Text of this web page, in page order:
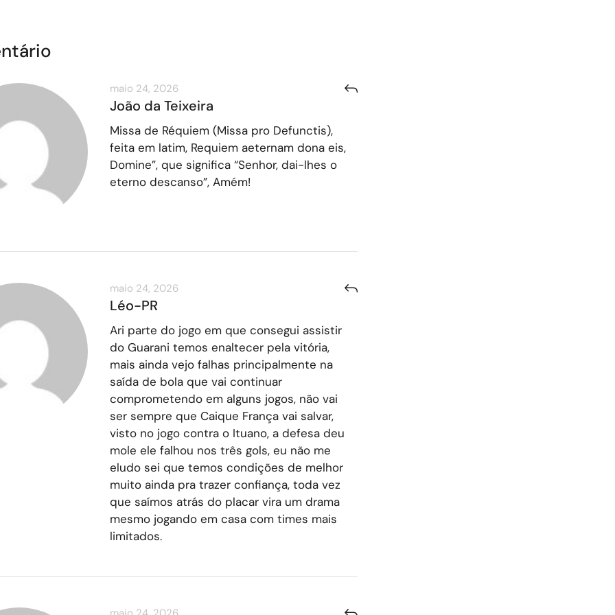
maio 24, 2026
João da Teixeira
Missa de Réquiem (Missa pro Defunctis),
feita em latim, Requiem aeternam dona eis,
Domine”, que significa “Senhor, dai-lhes o
eterno descanso”, Amém!
maio 24, 2026
Léo-PR
Ari parte do jogo em que consegui assistir
do Guarani temos enaltecer pela vitória,
mais ainda vejo falhas principalmente na
saída de bola que vai continuar
comprometendo em alguns jogos, não vai
ser sempre que Caique França vai salvar,
visto no jogo contra o Ituano, a defesa deu
mole ele falhou nos três gols, eu não me
eludo sei que temos condições de melhor
muito ainda pra trazer confiança, toda vez
que saímos atrás do placar vira um drama
mesmo jogando em casa com times mais
limitados.